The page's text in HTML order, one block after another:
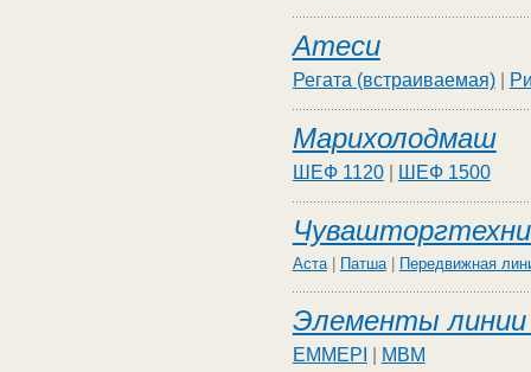
Атеси
Регата (встраиваемая)|
Марихолодмаш
ШЕФ 1120| ШЕФ 1500
Аста| Патша| Передвижная
Элементы линии
EMMEPI MBM